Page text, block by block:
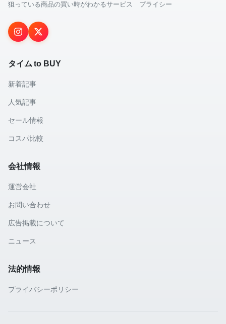
狙っている商品の買い時がわかるサービス プライシー
タイム to BUY
新着記事
人気記事
セール情報
コスパ比較
会社情報
運営会社
お問い合わせ
広告掲載について
ニュース
法的情報
プライバシーポリシー